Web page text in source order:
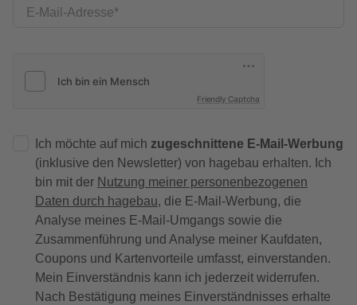
E-Mail-Adresse
Friendly Captcha
Ich möchte auf mich zugeschnittene E-Mail-Werbung
(inklusive den Newsletter) von hagebau erhalten. Ich
bin mit der Nutzung meiner personenbezogenen
Daten durch hagebau, die E-Mail-Werbung, die
Analyse meines E-Mail-Umgangs sowie die
Zusammenführung und Analyse meiner Kaufdaten,
Coupons und Kartenvorteile umfasst, einverstanden.
Mein Einverständnis kann ich jederzeit widerrufen.
Nach Bestätigung meines Einverständnisses erhalte